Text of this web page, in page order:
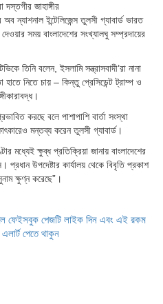
জাহাঙ্গীর
ন্যাশনাল ইন্টেলিজেন্স তুলসী গ্যাবার্ড ভারত
সময় বাংলাদেশের সংখ্যালঘু সম্প্রদায়ের
তিনি বলেন, ইসলামি সন্ত্রাসবাদী’রা নানা
হাতে নিতে চায় – কিন্তু প্রেসিডেন্ট ট্রাম্প ও
করছে বলে পাশাপাশি বার্তা সংস্থা
মন্তব্য করেন তুলসী গ্যাবার্ড।
ক্ষুব্ধ প্রতিক্রিয়া জানায় বাংলাদেশের
উপদেষ্টার কার্যালয় থেকে বিবৃতি প্রকাশ
ক্ষুণ্ন করেছে”।
ফেইসবুক পেজটি লাইক দিন এবং এই রকম
পেতে থাকুন